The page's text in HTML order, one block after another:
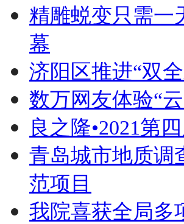
精雕蜕变只需
幕
济阳区推进“双
数万网友体验“
良之隆•2021第
青岛城市地质调
范项目
我院喜获全局多